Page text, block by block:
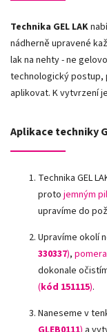
Technika GEL LAK
nádherně upravené
lak na nehty - ne
technologický postup,
aplikovat. K vytvrzení
Aplikace techniky
Technika GEL
proto jemným
upravíme do
Upravíme okolí
330337),
dokonale
(kód 151115).
Naneseme v